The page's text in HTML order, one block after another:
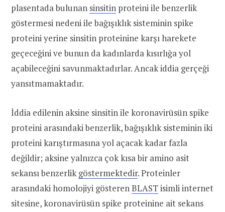
plasentada bulunan sinsitin proteini ile benzerlik
göstermesi nedeni ile bağışıklık sisteminin spike
proteini yerine sinsitin proteinine karşı harekete
geçeceğini ve bunun da kadınlarda kısırlığa yol
açabileceğini savunmaktadırlar. Ancak iddia gerçeği
yansıtmamaktadır.
İddia edilenin aksine sinsitin ile koronavirüsün spike
proteini arasındaki benzerlik, bağışıklık sisteminin iki
proteini karıştırmasına yol açacak kadar fazla
değildir; aksine yalnızca çok kısa bir amino asit
sekansı benzerlikgöstermektedir. Proteinler
arasındaki homolojiyi gösterenBLASTisimli internet
sitesine, koronavirüsün spike proteinine ait sekans